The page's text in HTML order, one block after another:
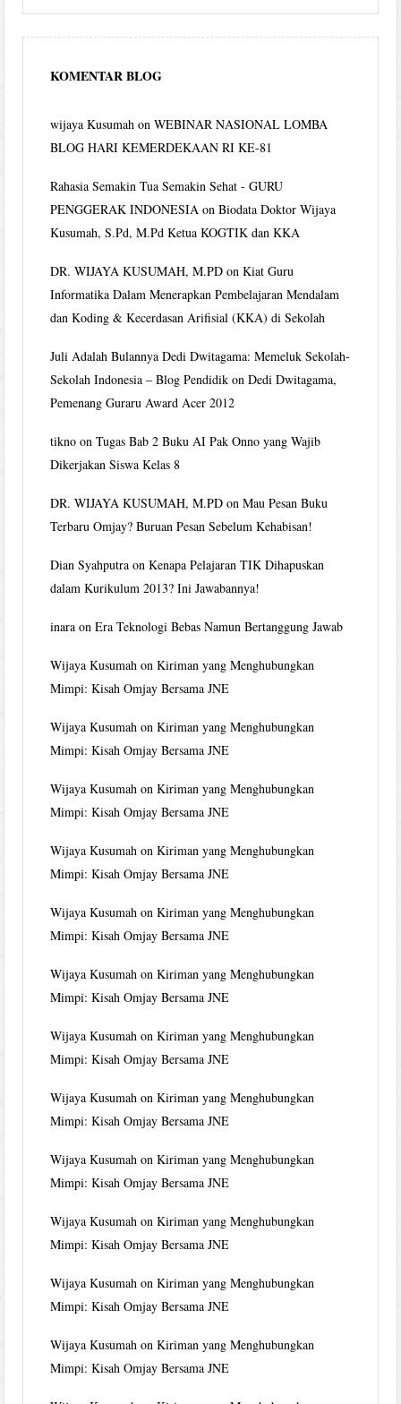
KOMENTAR BLOG
wijaya Kusumah onWEBINAR NASIONAL LOMBA
BLOG HARI KEMERDEKAAN RI KE-81
Rahasia Semakin Tua Semakin Sehat - GURU
PENGGERAK INDONESIA onBiodata Doktor Wijaya
Kusumah, S.Pd, M.Pd Ketua KOGTIK dan KKA
DR. WIJAYA KUSUMAH, M.PD onKiat Guru
Informatika Dalam Menerapkan Pembelajaran Mendalam
dan Koding & Kecerdasan Arifisial (KKA) di Sekolah
Juli Adalah Bulannya Dedi Dwitagama: Memeluk Sekolah-
Sekolah Indonesia – Blog Pendidik onDedi Dwitagama,
Pemenang Guraru Award Acer 2012
tikno onTugas Bab 2 Buku AI Pak Onno yang Wajib
Dikerjakan Siswa Kelas 8
DR. WIJAYA KUSUMAH, M.PD onMau Pesan Buku
Terbaru Omjay? Buruan Pesan Sebelum Kehabisan!
Dian Syahputra onKenapa Pelajaran TIK Dihapuskan
dalam Kurikulum 2013? Ini Jawabannya!
inara onEra Teknologi Bebas Namun Bertanggung Jawab
Wijaya Kusumah onKiriman yang Menghubungkan
Mimpi: Kisah Omjay Bersama JNE
Wijaya Kusumah onKiriman yang Menghubungkan
Mimpi: Kisah Omjay Bersama JNE
Wijaya Kusumah onKiriman yang Menghubungkan
Mimpi: Kisah Omjay Bersama JNE
Wijaya Kusumah onKiriman yang Menghubungkan
Mimpi: Kisah Omjay Bersama JNE
Wijaya Kusumah onKiriman yang Menghubungkan
Mimpi: Kisah Omjay Bersama JNE
Wijaya Kusumah onKiriman yang Menghubungkan
Mimpi: Kisah Omjay Bersama JNE
Wijaya Kusumah onKiriman yang Menghubungkan
Mimpi: Kisah Omjay Bersama JNE
Wijaya Kusumah onKiriman yang Menghubungkan
Mimpi: Kisah Omjay Bersama JNE
Wijaya Kusumah onKiriman yang Menghubungkan
Mimpi: Kisah Omjay Bersama JNE
Wijaya Kusumah onKiriman yang Menghubungkan
Mimpi: Kisah Omjay Bersama JNE
Wijaya Kusumah onKiriman yang Menghubungkan
Mimpi: Kisah Omjay Bersama JNE
Wijaya Kusumah onKiriman yang Menghubungkan
Mimpi: Kisah Omjay Bersama JNE